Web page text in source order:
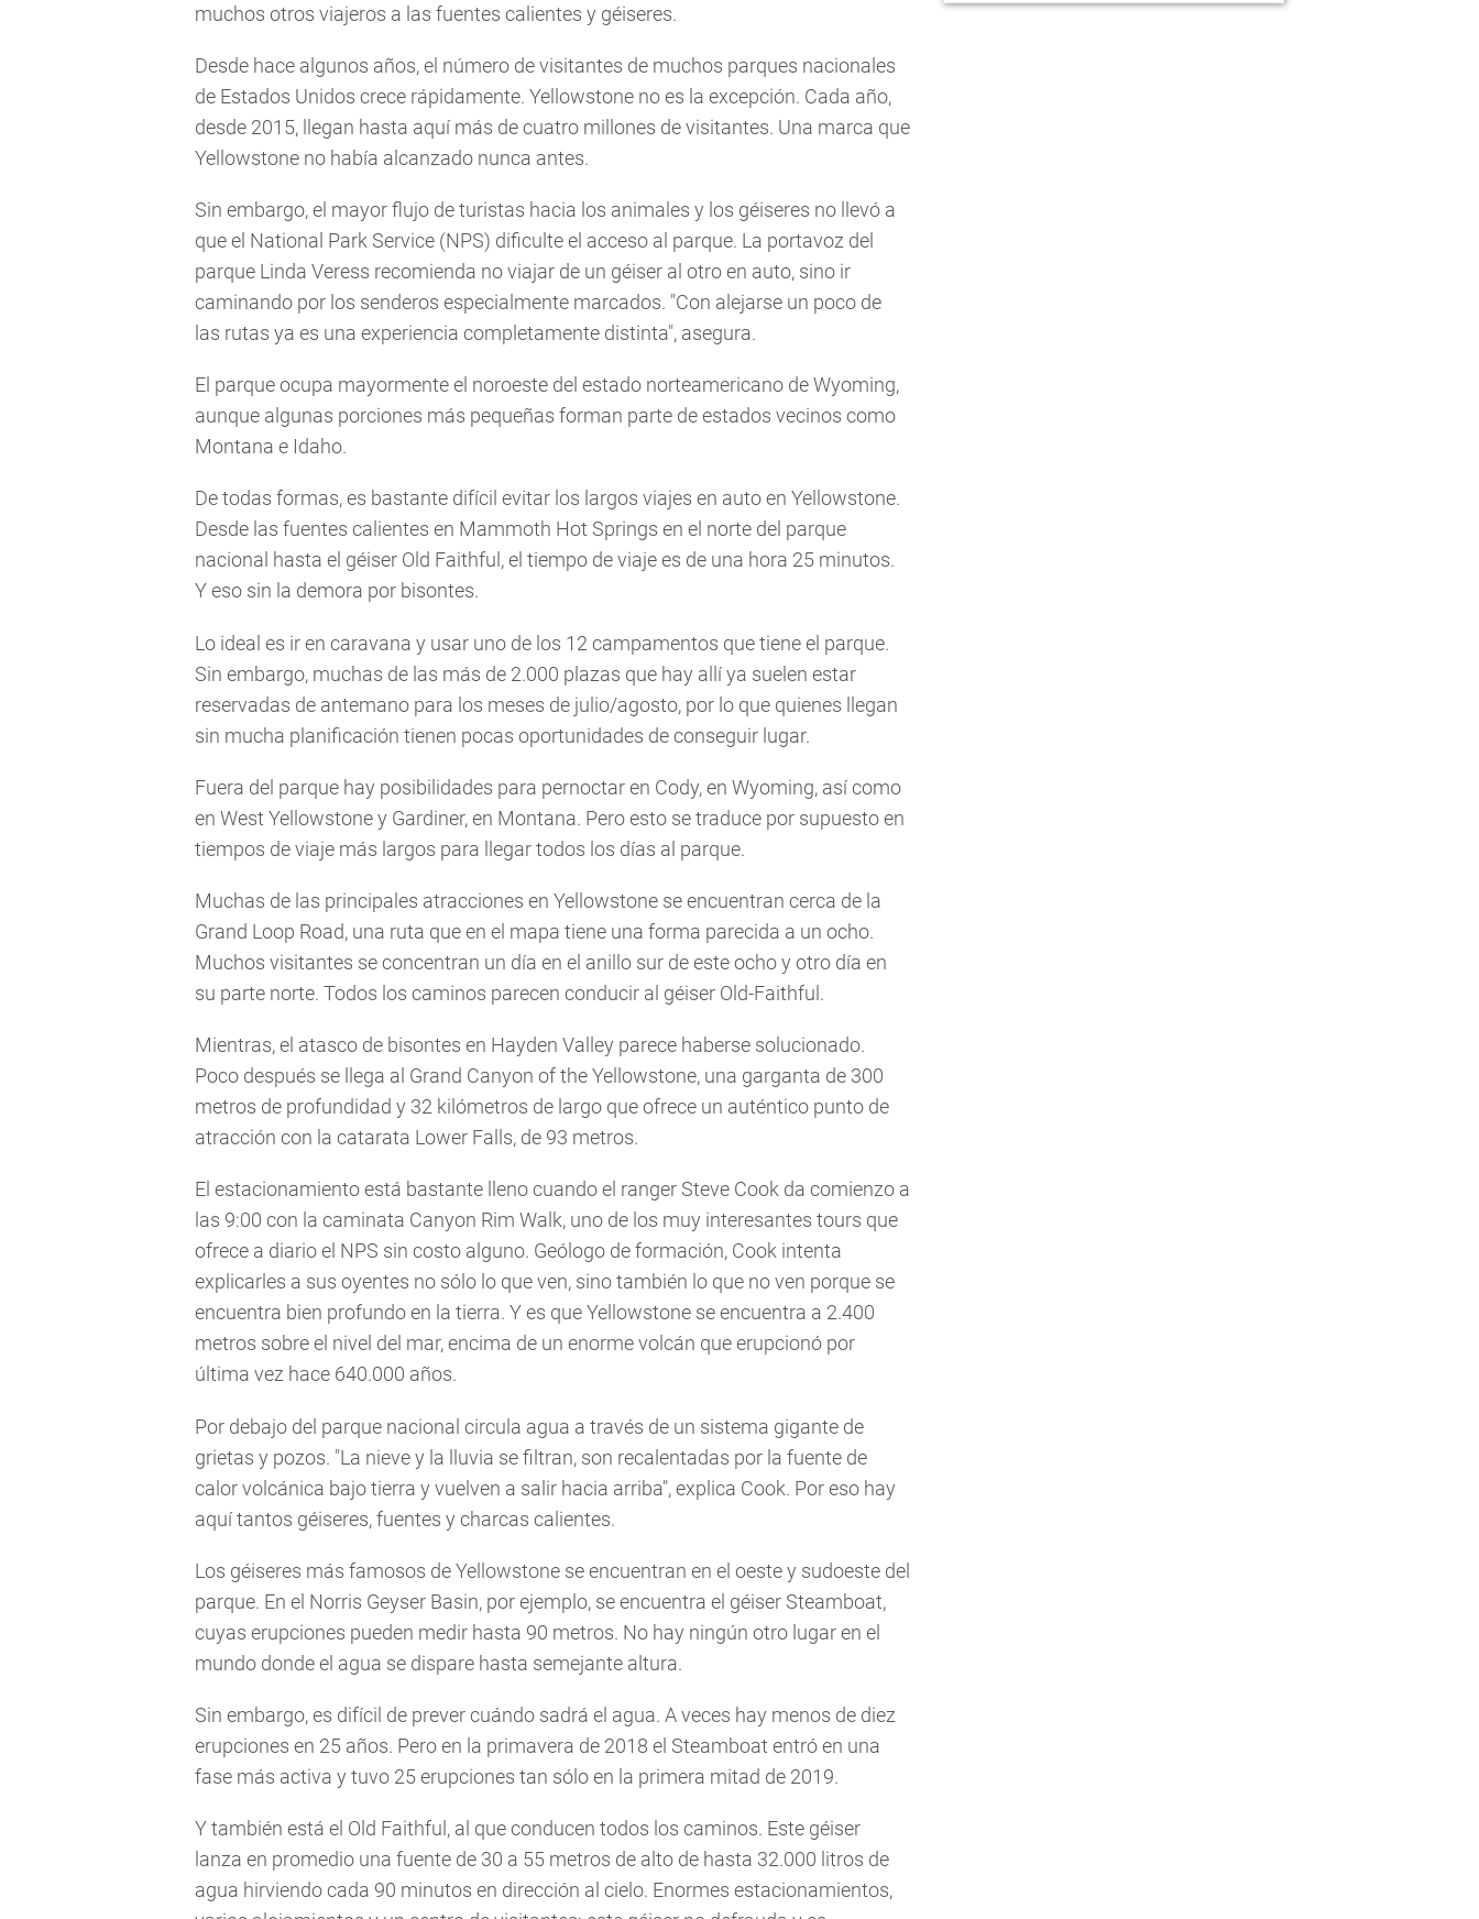
muchos otros viajeros a las fuentes calientes y géiseres.
Desde hace algunos años, el número de visitantes de muchos parques nacionales
de Estados Unidos crece rápidamente. Yellowstone no es la excepción. Cada año,
desde 2015, llegan hasta aquí más de cuatro millones de visitantes. Una marca que
Yellowstone no había alcanzado nunca antes.
Sin embargo, el mayor flujo de turistas hacia los animales y los géiseres no llevó a
que el National Park Service (NPS) dificulte el acceso al parque. La portavoz del
parque Linda Veress recomienda no viajar de un géiser al otro en auto, sino ir
caminando por los senderos especialmente marcados. "Con alejarse un poco de
las rutas ya es una experiencia completamente distinta", asegura.
El parque ocupa mayormente el noroeste del estado norteamericano de Wyoming,
aunque algunas porciones más pequeñas forman parte de estados vecinos como
Montana e Idaho.
De todas formas, es bastante difícil evitar los largos viajes en auto en Yellowstone.
Desde las fuentes calientes en Mammoth Hot Springs en el norte del parque
nacional hasta el géiser Old Faithful, el tiempo de viaje es de una hora 25 minutos.
Y eso sin la demora por bisontes.
Lo ideal es ir en caravana y usar uno de los 12 campamentos que tiene el parque.
Sin embargo, muchas de las más de 2.000 plazas que hay allí ya suelen estar
reservadas de antemano para los meses de julio/agosto, por lo que quienes llegan
sin mucha planificación tienen pocas oportunidades de conseguir lugar.
Fuera del parque hay posibilidades para pernoctar en Cody, en Wyoming, así como
en West Yellowstone y Gardiner, en Montana. Pero esto se traduce por supuesto en
tiempos de viaje más largos para llegar todos los días al parque.
Muchas de las principales atracciones en Yellowstone se encuentran cerca de la
Grand Loop Road, una ruta que en el mapa tiene una forma parecida a un ocho.
Muchos visitantes se concentran un día en el anillo sur de este ocho y otro día en
su parte norte. Todos los caminos parecen conducir al géiser Old-Faithful.
Mientras, el atasco de bisontes en Hayden Valley parece haberse solucionado.
Poco después se llega al Grand Canyon of the Yellowstone, una garganta de 300
metros de profundidad y 32 kilómetros de largo que ofrece un auténtico punto de
atracción con la catarata Lower Falls, de 93 metros.
El estacionamiento está bastante lleno cuando el ranger Steve Cook da comienzo a
las 9:00 con la caminata Canyon Rim Walk, uno de los muy interesantes tours que
ofrece a diario el NPS sin costo alguno. Geólogo de formación, Cook intenta
explicarles a sus oyentes no sólo lo que ven, sino también lo que no ven porque se
encuentra bien profundo en la tierra. Y es que Yellowstone se encuentra a 2.400
metros sobre el nivel del mar, encima de un enorme volcán que erupcionó por
última vez hace 640.000 años.
Por debajo del parque nacional circula agua a través de un sistema gigante de
grietas y pozos. "La nieve y la lluvia se filtran, son recalentadas por la fuente de
calor volcánica bajo tierra y vuelven a salir hacia arriba", explica Cook. Por eso hay
aquí tantos géiseres, fuentes y charcas calientes.
Los géiseres más famosos de Yellowstone se encuentran en el oeste y sudoeste del
parque. En el Norris Geyser Basin, por ejemplo, se encuentra el géiser Steamboat,
cuyas erupciones pueden medir hasta 90 metros. No hay ningún otro lugar en el
mundo donde el agua se dispare hasta semejante altura.
Sin embargo, es difícil de prever cuándo sadrá el agua. A veces hay menos de diez
erupciones en 25 años. Pero en la primavera de 2018 el Steamboat entró en una
fase más activa y tuvo 25 erupciones tan sólo en la primera mitad de 2019.
Y también está el Old Faithful, al que conducen todos los caminos. Este géiser
lanza en promedio una fuente de 30 a 55 metros de alto de hasta 32.000 litros de
agua hirviendo cada 90 minutos en dirección al cielo. Enormes estacionamientos,